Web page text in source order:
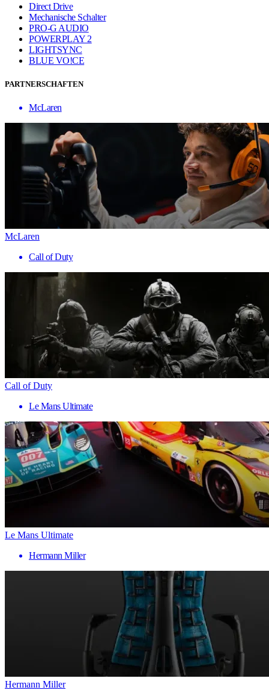
Direct Drive
Mechanische Schalter
PRO-G AUDIO
POWERPLAY 2
LIGHTSYNC
BLUE VO!CE
PARTNERSCHAFTEN
McLaren
McLaren
Call of Duty
Call of Duty
Le Mans Ultimate
Le Mans Ultimate
Hermann Miller
Hermann Miller